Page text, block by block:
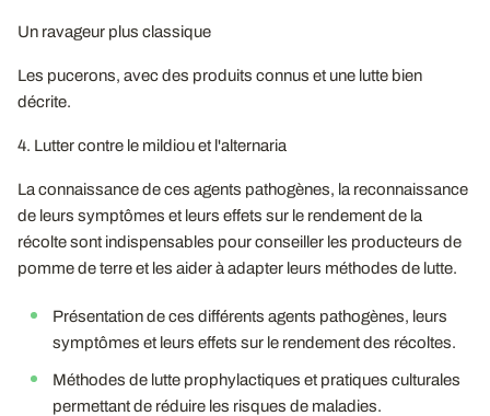
Un ravageur plus classique
Les pucerons, avec des produits connus et une lutte bien
décrite.
4. Lutter contre le mildiou et l'alternaria
La connaissance de ces agents pathogènes, la reconnaissance
de leurs symptômes et leurs effets sur le rendement de la
récolte sont indispensables pour conseiller les producteurs de
pomme de terre et les aider à adapter leurs méthodes de lutte.
Présentation de ces différents agents pathogènes, leurs
symptômes et leurs effets sur le rendement des récoltes.
Méthodes de lutte prophylactiques et pratiques culturales
permettant de réduire les risques de maladies.